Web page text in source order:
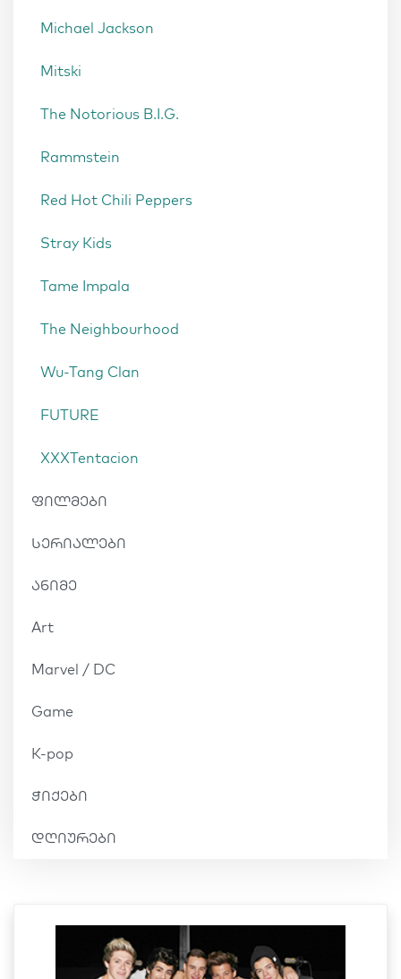
Michael Jackson
Mitski
The Notorious B.I.G.
Rammstein
Red Hot Chili Peppers
Stray Kids
Tame Impala
The Neighbourhood
Wu-Tang Clan
FUTURE
XXXTentacion
ფილმები
სერიალები
ანიმე
Art
Marvel / DC
Game
K-pop
ჭიქები
დღიურები